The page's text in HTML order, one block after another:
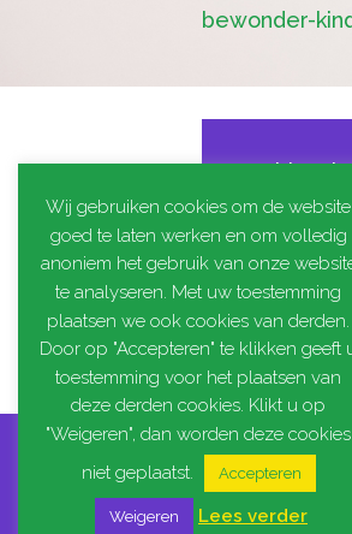
bewonder-
Mirjam
Wij gebruiken cookies om de website
goed te laten werken en om volledig
anoniem het gebruik van onze
te analyseren. Met uw toestemming
plaatsen we ook cookies van derden.
Door op "Accepteren" te klikken geeft
toestemming voor het plaatsen van
deze derden cookies. Klikt u op
"Weigeren", dan worden deze cookies
niet geplaatst.
Accepteren
Weigeren Lees verder